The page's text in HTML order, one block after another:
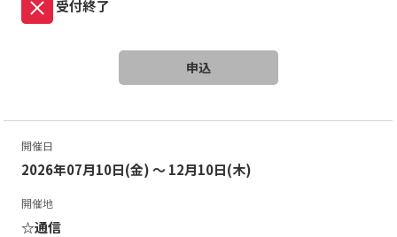
受付終了
申込
開催日
2026年07月10日(金) ～ 12月10日(木)
開催地
☆通信